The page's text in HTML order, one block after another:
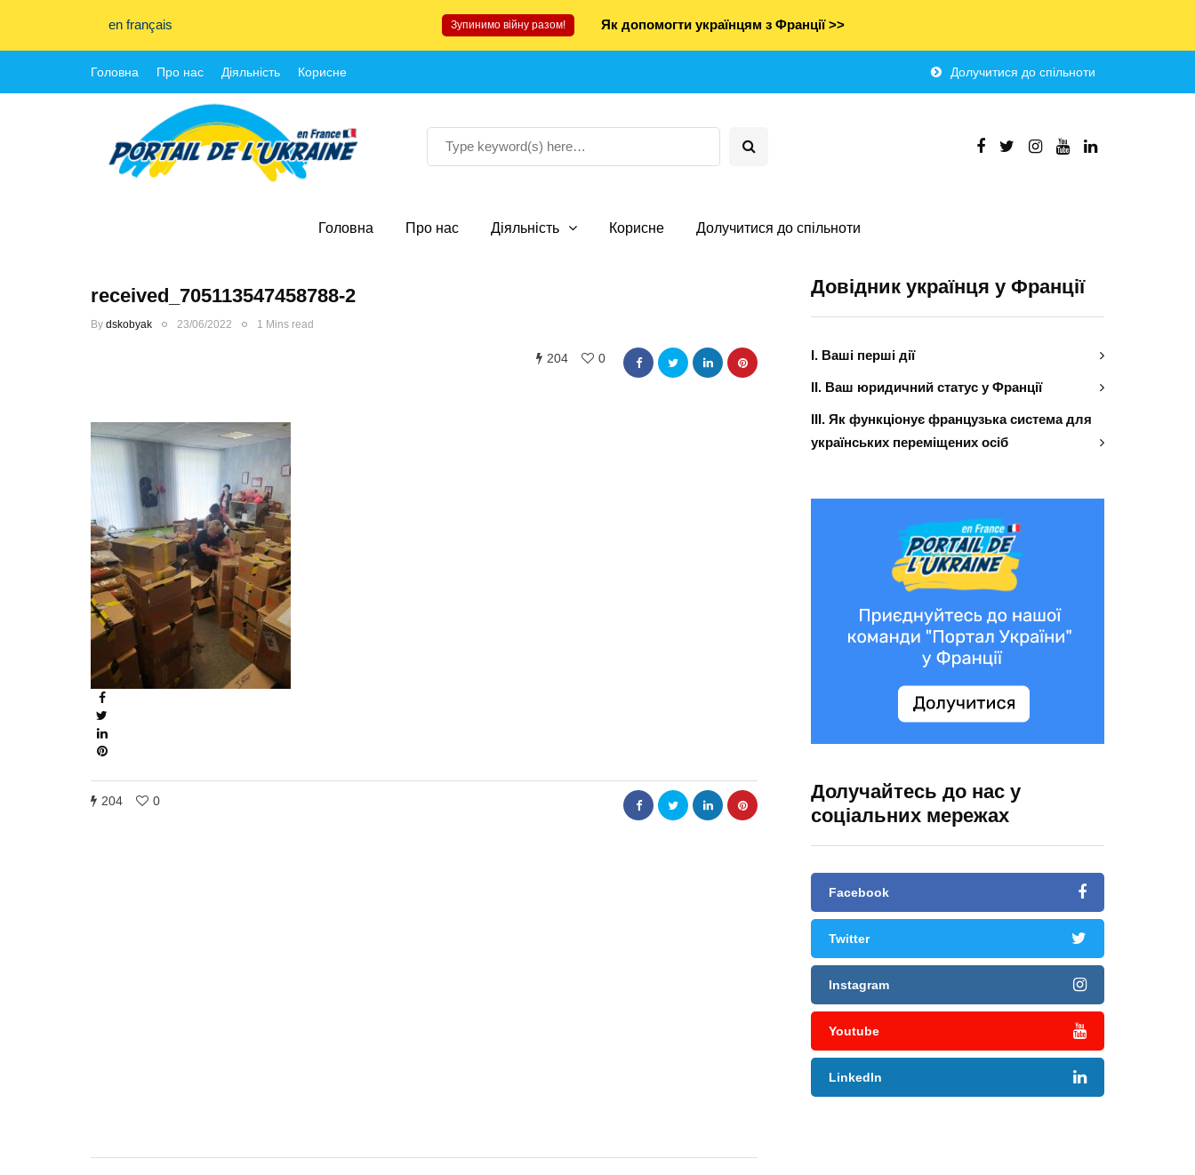
en français Зупинимо війну разом! Як допомогти українцям з Франції >>
Головна Про нас Діяльність Корисне Долучитися до спільноти
Головна Про нас Діяльність Корисне Долучитися до спільноти
received_705113547458788-2
By dskobyak 23/06/2022 1 Mins read
204 0
204 0
Довідник українця у Франції
І. Ваші перші дії
ІІ. Ваш юридичний статус у Франції
ІІІ. Як функціонує французька система для
українських переміщених осіб
Долучайтесь до нас у
соціальних мережах
Facebook
Twitter
Instagram
Youtube
LinkedIn